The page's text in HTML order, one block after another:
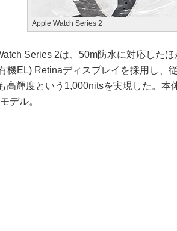
Apple Watch Series 2
Series 2は、50m防水に対応した
機EL) Retinaディスプレイを採用し、
高輝度という1,000nitsを実現した。本
デル。